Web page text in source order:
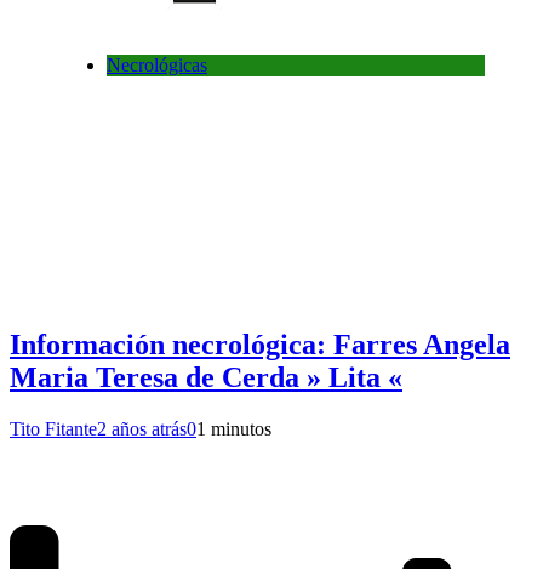
Necrológicas
Información necrológica: Farres Angela
Maria Teresa de Cerda » Lita «
Tito Fitante2 años atrás01 minutos